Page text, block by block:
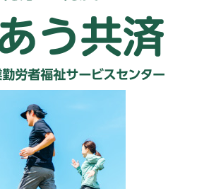
割引協定施設
広告掲載・折込募集
関連リンク
アクセス
個人情報の取扱いについて